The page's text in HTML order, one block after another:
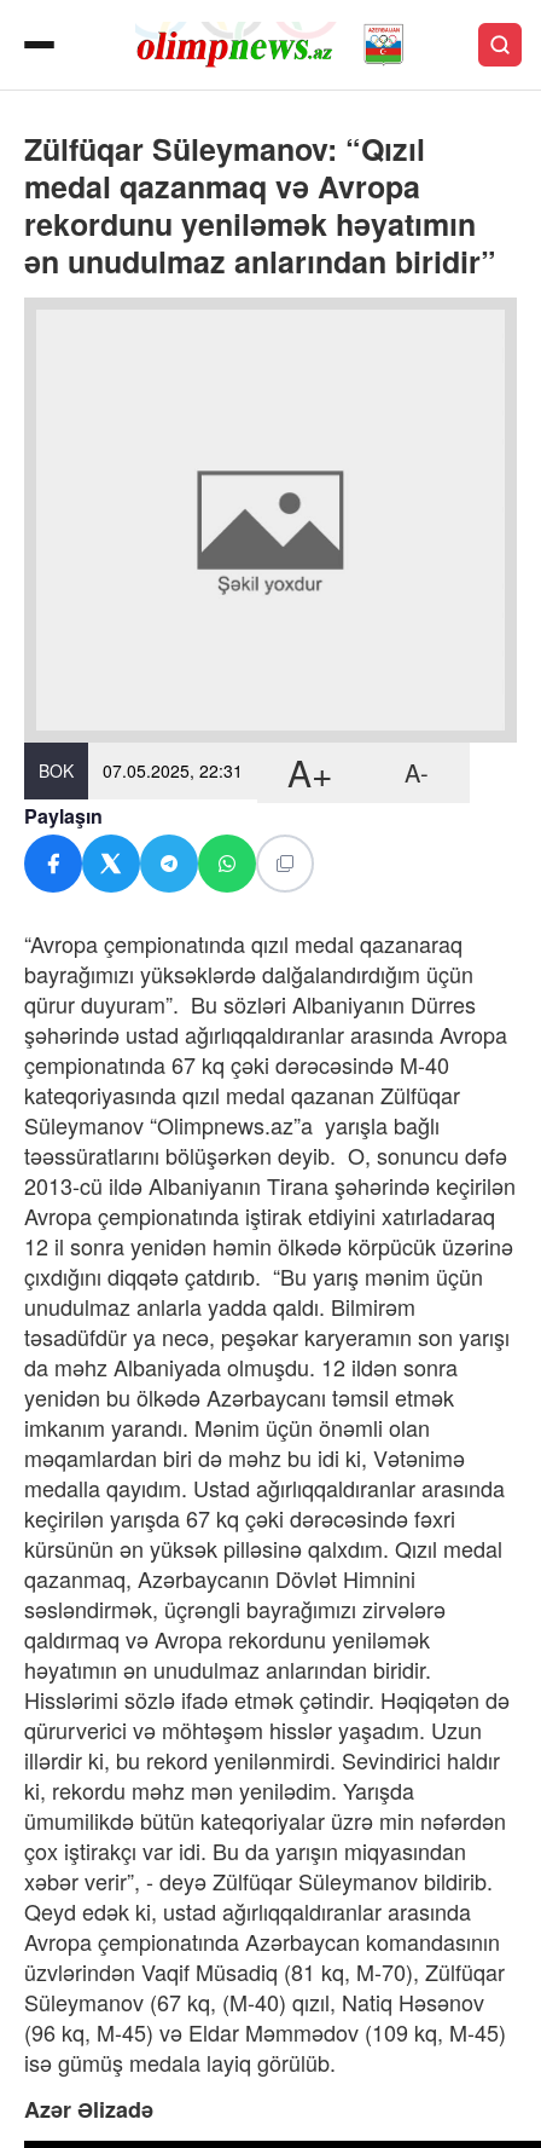
Zülfüqar Süleymanov: “Qızıl
medal qazanmaq və Avropa
rekordunu yeniləmək həyatımın
ən unudulmaz anlarından biridir”
BOK 07.05.2025, 22:31 A+ A-
Paylaşın
“Avropa çempionatında qızıl medal qazanaraq
bayrağımızı yüksəklərdə dalğalandırdığım üçün
qürur duyuram”. Bu sözləri Albaniyanın Dürres
şəhərində ustad ağırlıqqaldıranlar arasında Avropa
çempionatında 67 kq çəki dərəcəsində M-40
kateqoriyasında qızıl medal qazanan Zülfüqar
Süleymanov “Olimpnews.az”a yarışla bağlı
təəssüratlarını bölüşərkən deyib. O, sonuncu dəfə
2013-cü ildə Albaniyanın Tirana şəhərində keçirilən
Avropa çempionatında iştirak etdiyini xatırladaraq
12 il sonra yenidən həmin ölkədə körpücük üzərinə
çıxdığını diqqətə çatdırıb. “Bu yarış mənim üçün
unudulmaz anlarla yadda qaldı. Bilmirəm
təsadüfdür ya necə, peşəkar karyeramın son yarışı
da məhz Albaniyada olmuşdu. 12 ildən sonra
yenidən bu ölkədə Azərbaycanı təmsil etmək
imkanım yarandı. Mənim üçün önəmli olan
məqamlardan biri də məhz bu idi ki, Vətənimə
medalla qayıdım. Ustad ağırlıqqaldıranlar arasında
keçirilən yarışda 67 kq çəki dərəcəsində fəxri
kürsünün ən yüksək pilləsinə qalxdım. Qızıl medal
qazanmaq, Azərbaycanın Dövlət Himnini
səsləndirmək, üçrəngli bayrağımızı zirvələrə
qaldırmaq və Avropa rekordunu yeniləmək
həyatımın ən unudulmaz anlarından biridir.
Hisslərimi sözlə ifadə etmək çətindir. Həqiqətən də
qürurverici və möhtəşəm hisslər yaşadım. Uzun
illərdir ki, bu rekord yenilənmirdi. Sevindirici haldır
ki, rekordu məhz mən yenilədim. Yarışda
ümumilikdə bütün kateqoriyalar üzrə min nəfərdən
çox iştirakçı var idi. Bu da yarışın miqyasından
xəbər verir”, - deyə Zülfüqar Süleymanov bildirib.
Qeyd edək ki, ustad ağırlıqqaldıranlar arasında
Avropa çempionatında Azərbaycan komandasının
üzvlərindən Vaqif Müsadiq (81 kq, M-70), Zülfüqar
Süleymanov (67 kq, (M-40) qızıl, Natiq Həsənov
(96 kq, M-45) və Eldar Məmmədov (109 kq, M-45)
isə gümüş medala layiq görülüb.
Azər Əlizadə